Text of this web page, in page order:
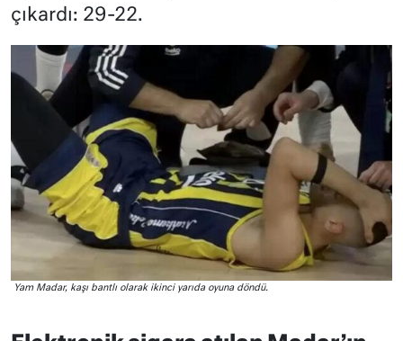
çıkardı: 29-22.
Yam Madar, kaşı bantlı olarak ikinci yarıda oyuna döndü.